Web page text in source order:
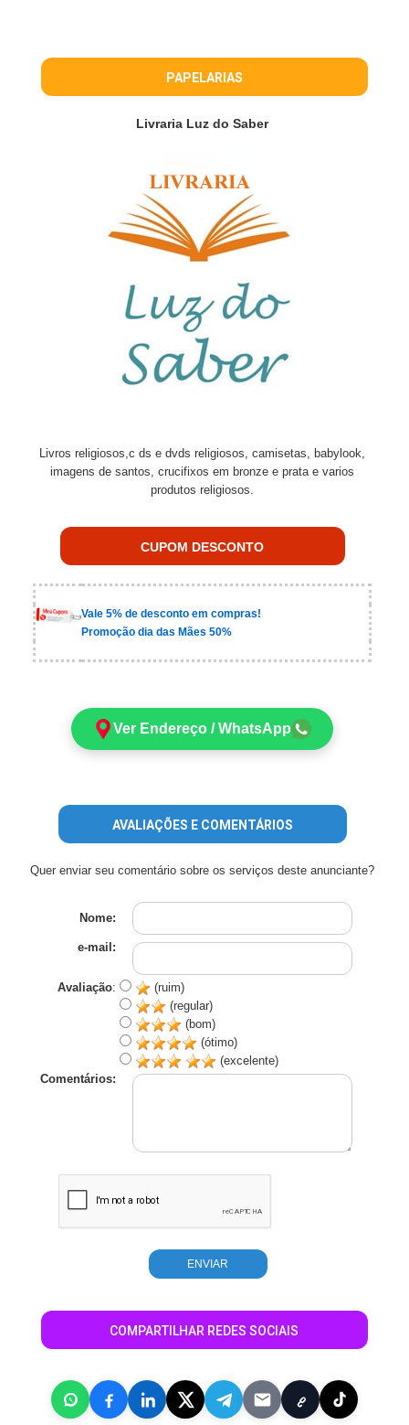
PAPELARIAS
Livraria Luz do Saber
Livros religiosos,c ds e dvds religiosos, camisetas, babylook,
imagens de santos, crucifixos em bronze e prata e varios
produtos religiosos.
CUPOM DESCONTO
Vale 5% de desconto em compras!
Promoção dia das Mães 50%
Ver Endereço / WhatsApp
AVALIAÇÕES E COMENTÁRIOS
Quer enviar seu comentário sobre os serviços deste anunciante?
Nome:
e-mail:
Avaliação:
(ruim)
(regular)
(bom)
(ótimo)
(excelente)
Comentários:
COMPARTILHAR REDES SOCIAIS